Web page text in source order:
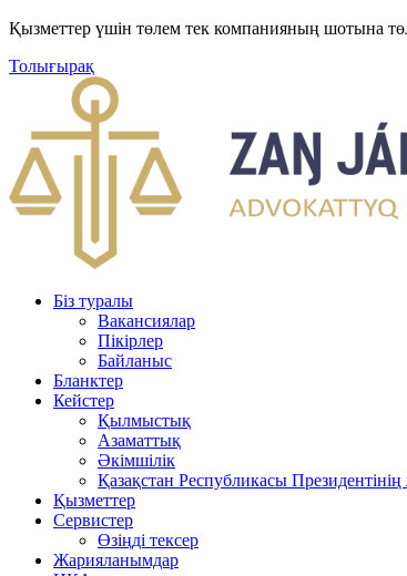
Қызметтер үшін төлем тек компанияның шотына
Толығырақ
Біз туралы
Вакансиялар
Пікірлер
Байланыс
Бланктер
Кейстер
Қылмыстық
Азаматтық
Әкімшілік
Қазақстан Республикасы
Қызметтер
Сервистер
Өзіңді тексер
Жарияланымдар